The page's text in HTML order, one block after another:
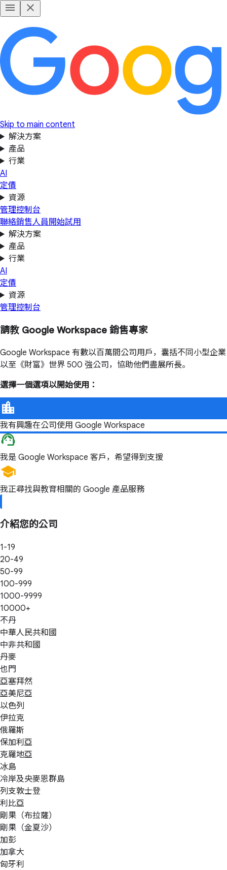
Skip to main content
解決方案
產品
行業
AI
定價
資源
管理控制台
聯絡銷售人員開始試用
解決方案
產品
行業
AI
定價
資源
管理控制台
請教 Google Workspace 銷售專家
Google Workspace 有數以百萬間公司用戶，囊括不同小型企業
以至《財富》世界 500 強公司，協助他們盡展所長。
選擇一個選項以開始使用：
我有興趣在公司使用 Google Workspace
我是 Google Workspace 客戶，希望得到支援
我正尋找與教育相關的 Google 產品服務
介紹您的公司
1-19
20-49
50-99
100-999
1000-9999
10000+
不丹
中華人民共和國
中非共和國
丹麥
也門
亞塞拜然
亞美尼亞
以色列
伊拉克
俄羅斯
保加利亞
克羅地亞
冰島
冷岸及央麥恩群島
列支敦士登
利比亞
剛果（布拉薩）
剛果（金夏沙）
加彭
加拿大
匈牙利